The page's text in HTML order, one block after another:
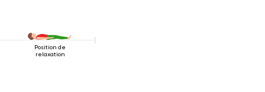
Position de
relaxation